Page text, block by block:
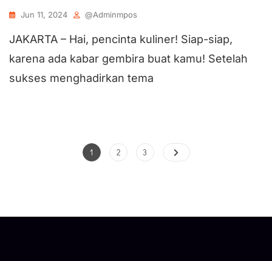
Jun 11, 2024 @adminmpos
JAKARTA – Hai, pencinta kuliner! Siap-siap,
karena ada kabar gembira buat kamu! Setelah
sukses menghadirkan tema
1 2 3